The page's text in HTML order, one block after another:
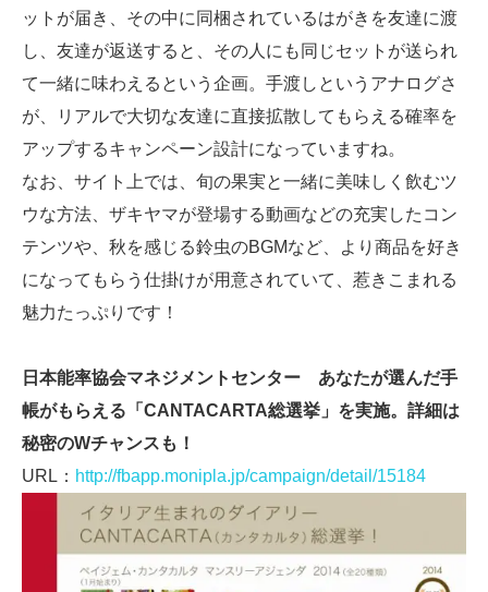
ットが届き、その中に同梱されているはがきを友達に渡
し、友達が返送すると、その人にも同じセットが送られ
て一緒に味わえるという企画。手渡しというアナログさ
が、リアルで大切な友達に直接拡散してもらえる確率を
アップするキャンペーン設計になっていますね。
なお、サイト上では、旬の果実と一緒に美味しく飲むツ
ウな方法、ザキヤマが登場する動画などの充実したコン
テンツや、秋を感じる鈴虫のBGMなど、より商品を好き
になってもらう仕掛けが用意されていて、惹きこまれる
魅力たっぷりです！
日本能率協会マネジメントセンター あなたが選んだ手
帳がもらえる「CANTACARTA総選挙」を実施。詳細は
秘密のWチャンスも！
URL： http://fbapp.monipla.jp/campaign/detail/15184